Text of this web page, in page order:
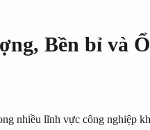
Bền bỉ và
nhiều lĩnh vực công nghiệp